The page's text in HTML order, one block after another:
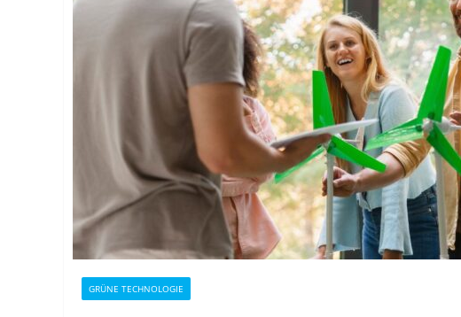
GRÜNE TECHNOLOGIE